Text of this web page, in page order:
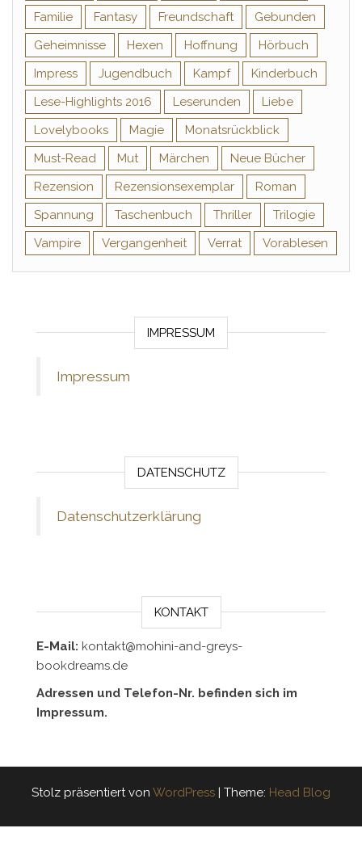
Familie
Fantasy Freundschaft
Gebunden
Geheimnisse
Hexen Hoffnung
Hörbuch
Impress
Jugendbuch Kampf
Kinderbuch
Lese-Highlights 2016
Leserunden
Liebe
Lovelybooks
Magie
Monatsrückblick
Must-Read
Mut Märchen
Neue Bücher
Rezension
Rezensionsexemplar
Roman
Spannung
Taschenbuch Thriller
Trilogie
Vampire
Vergangenheit Verrat Vorablesen
IMPRESSUM
Impressum
DATENSCHUTZ
Datenschutzerklärung
KONTAKT
E-Mail: kontakt@mohini-and-greys-
bookdreams.de
Adressen und Telefon-Nr. befinden sich im
Impressum.
Stolz präsentiert von WordPress | Theme: Head Blog